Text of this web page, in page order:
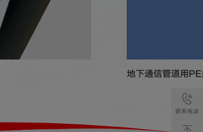
地下通信管道用
联系电话